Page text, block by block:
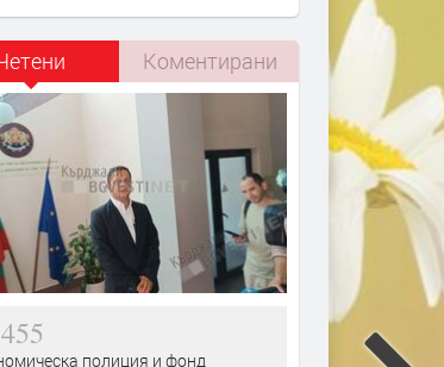
Коментирани
полиция и фонд